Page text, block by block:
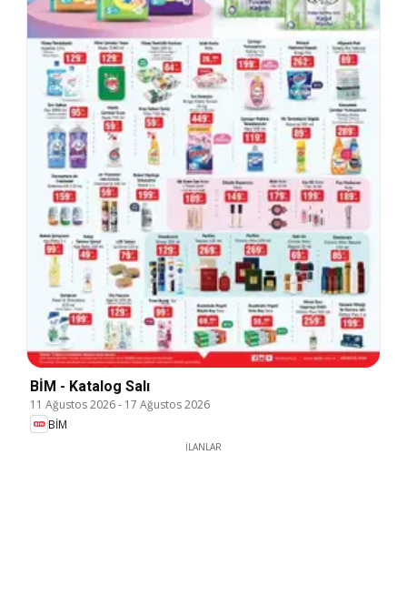
BİM - Katalog Salı
11 Ağustos 2026- 17 Ağustos 2026
BİM
İLANLAR